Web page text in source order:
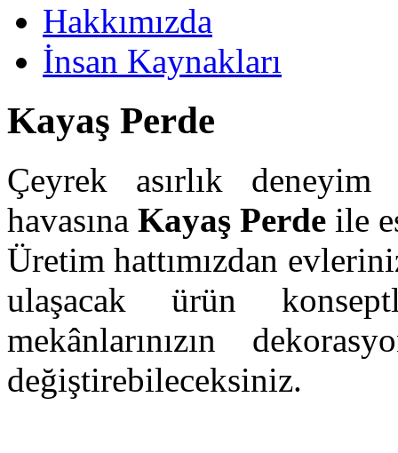
Hakkımızda
İnsan Kaynakları
Kayaş Perde
Çeyrek asırlık deneyim
havasına Kayaş Perde ile
Üretim hattımızdan
ulaşacak ürün
mekânlarınızın
değiştirebileceksiniz.